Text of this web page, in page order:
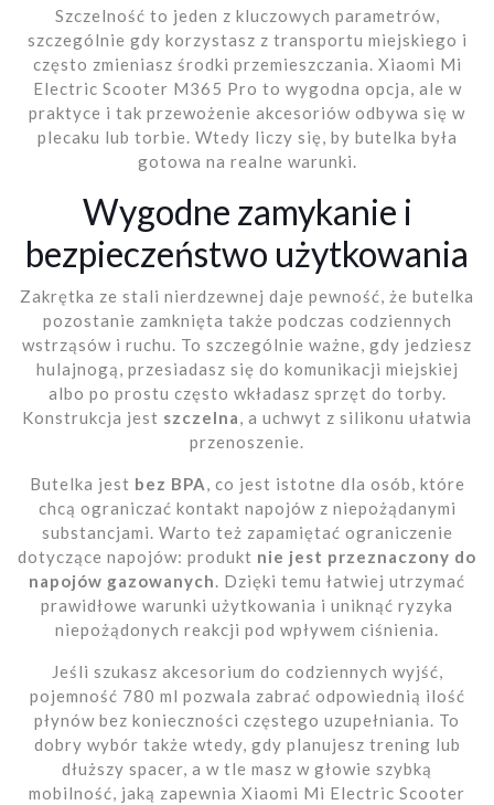
Szczelność to jeden z kluczowych parametrów,
szczególnie gdy korzystasz z transportu miejskiego i
często zmieniasz środki przemieszczania. Xiaomi Mi
Electric Scooter M365 Pro to wygodna opcja, ale w
praktyce i tak przewożenie akcesoriów odbywa się w
plecaku lub torbie. Wtedy liczy się, by butelka była
gotowa na realne warunki.
Wygodne zamykanie i
bezpieczeństwo użytkowania
Zakrętka ze stali nierdzewnej daje pewność, że butelka
pozostanie zamknięta także podczas codziennych
wstrząsów i ruchu. To szczególnie ważne, gdy jedziesz
hulajnogą, przesiadasz się do komunikacji miejskiej
albo po prostu często wkładasz sprzęt do torby.
Konstrukcja jest szczelna, a uchwyt z silikonu ułatwia
przenoszenie.
Butelka jest bez BPA, co jest istotne dla osób, które
chcą ograniczać kontakt napojów z niepożądanymi
substancjami. Warto też zapamiętać ograniczenie
dotyczące napojów: produkt nie jest przeznaczony do
napojów gazowanych. Dzięki temu łatwiej utrzymać
prawidłowe warunki użytkowania i uniknąć ryzyka
niepożądonych reakcji pod wpływem ciśnienia.
Jeśli szukasz akcesorium do codziennych wyjść,
pojemność 780 ml pozwala zabrać odpowiednią ilość
płynów bez konieczności częstego uzupełniania. To
dobry wybór także wtedy, gdy planujesz trening lub
dłuższy spacer, a w tle masz w głowie szybką
mobilność, jaką zapewnia Xiaomi Mi Electric Scooter